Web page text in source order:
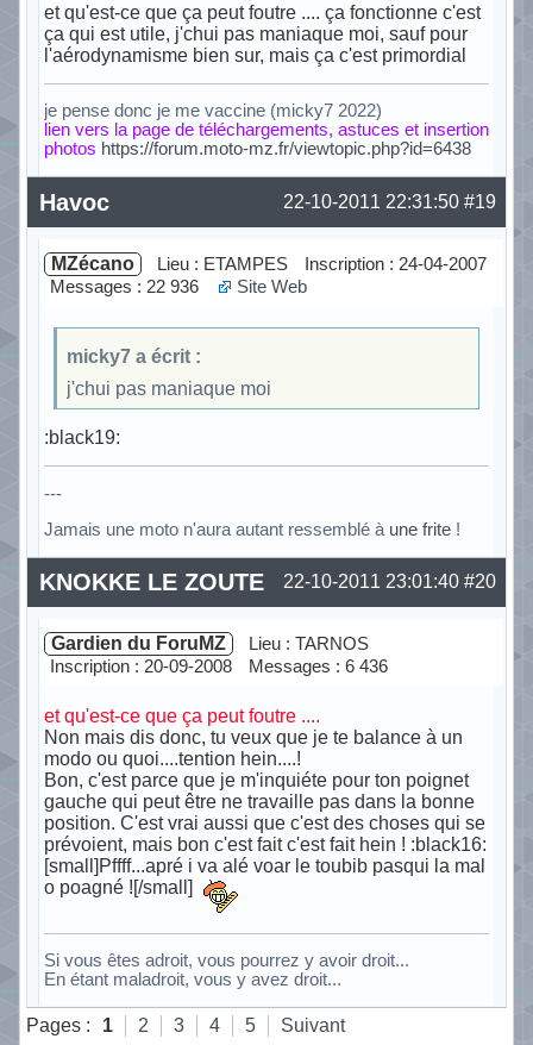
et qu'est-ce que ça peut foutre .... ça fonctionne c'est
ça qui est utile, j'chui pas maniaque moi, sauf pour
l'aérodynamisme bien sur, mais ça c'est primordial
je pense donc je me vaccine (micky7 2022)
lien vers la page de téléchargements, astuces et insertion
photos https://forum.moto-mz.fr/viewtopic.php?id=6438
Hors ligne #19
22-10-2011 22:31:50
Havoc
MZécano Lieu : ETAMPES
Inscription : 24-04-2007
Messages : 22 936
Site Web
micky7 a écrit :
j'chui pas maniaque moi
:black19:
---
Jamais une moto n'aura autant ressemblé à une frite!
Hors ligne #20
22-10-2011 23:01:40
KNOKKE LE ZOUTE
Gardien du ForuMZ
Lieu : TARNOS
Inscription : 20-09-2008
Messages : 6 436
et qu'est-ce que ça peut foutre ....
Non mais dis donc, tu veux que je te balance à un
modo ou quoi....tention hein....!
Bon, c'est parce que je m'inquiéte pour ton poignet
gauche qui peut être ne travaille pas dans la bonne
position. C'est vrai aussi que c'est des choses qui se
prévoient, mais bon c'est fait c'est fait hein ! :black16:
[small]Pffff...apré i va alé voar le toubib pasqui la mal
o poagné ![/small]
Si vous êtes adroit, vous pourrez y avoir droit...
En étant maladroit, vous y avez droit...
Hors ligne
Pages : 1 2 3 4 5 Suivant